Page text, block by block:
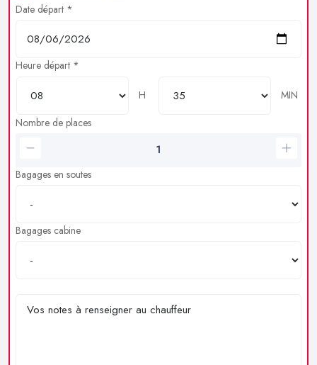
Date départ *
Heure départ *
H
MIN
Nombre de places
Bagages en soutes
Bagages cabine